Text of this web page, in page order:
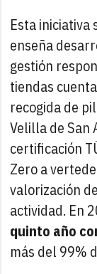
Esta iniciativa
enseña
gestión
tiendas
recogida de
Velilla de San
certificación
Zero a
valorización
actividad. En
quinto año
más del 99%